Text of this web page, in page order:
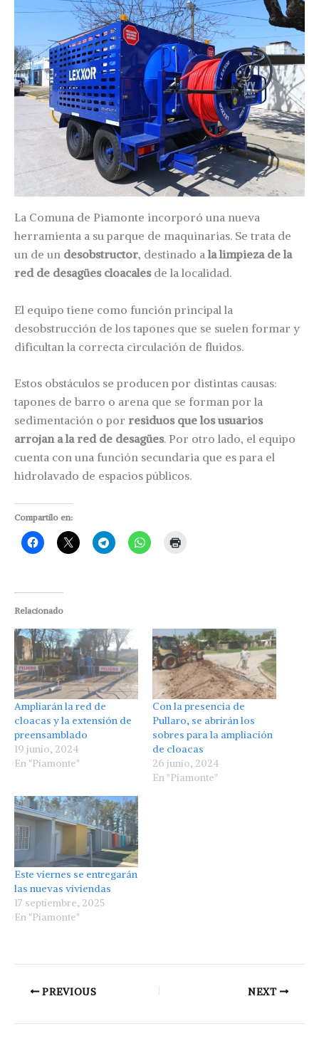
La Comuna de Piamonte incorporó una nueva
herramienta a su parque de maquinarias. Se trata de
un de un desobstructor, destinado ala limpieza de la
red de desagües cloacalesde la localidad.
El equipo tiene como función principal la
desobstrucción de los tapones que se suelen formar y
dificultan la correcta circulación de fluidos.
Estos obstáculos se producen por distintas causas:
tapones de barro o arena que se forman por la
sedimentación o por residuos que los usuarios
arrojan a la red de desagües. Por otro lado, el equipo
cuenta con una función secundaria que es para el
hidrolavado de espacios públicos.
Compartilo en:
Relacionado
Ampliarán la red de
cloacas y la extensión de
preensamblado
19 junio, 2024
En "Piamonte"
Con la presencia de
Pullaro, se abrirán los
sobres para la ampliación
de cloacas
26 junio, 2024
En "Piamonte"
Este viernes se entregarán
las nuevas viviendas
17 septiembre, 2025
En "Piamonte"
PREVIOUS NEXT